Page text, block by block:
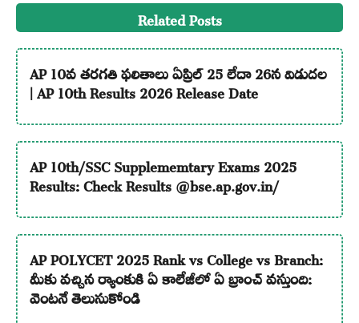
Related Posts
AP 10వ తరగతి ఫలితాలు ఏప్రిల్ 25 లేదా 26న విడుదల
| AP 10th Results 2026 Release Date
AP 10th/SSC Supplememtary Exams 2025
Results: Check Results @bse.ap.gov.in/
AP POLYCET 2025 Rank vs College vs Branch:
మీకు వచ్చిన ర్యాంకుకి ఏ కాలేజీలో ఏ బ్రాంచ్ వస్తుంది:
వెంటనే తెలుసుకోండి